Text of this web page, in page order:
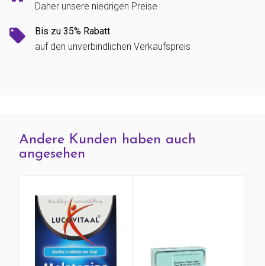
Daher unsere niedrigen Preise
Bis zu 35% Rabatt
auf den unverbindlichen Verkaufspreis
Andere Kunden haben auch
angesehen